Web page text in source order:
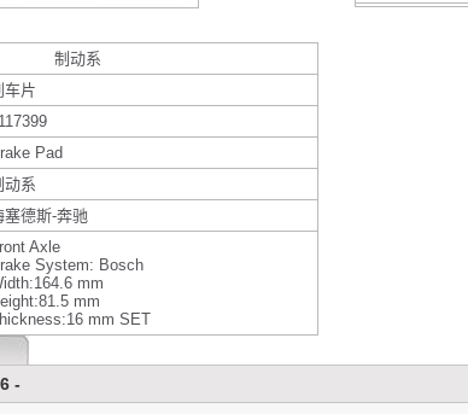
制动系
车片
Pad
动系
塞德斯-奔驰
Axle
System: Bosch
mm
mm
mm SET
-